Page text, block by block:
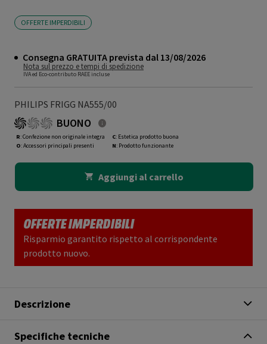
OFFERTE IMPERDIBILI
Consegna GRATUITA prevista dal 13/08/2026
Nota sul prezzo e tempi di spedizione
IVA ed Eco-contributo RAEE incluse
PHILIPS FRIGG NA555/00
BUONO
R: Confezione non originale integra
O: Accessori principali presenti
C: Estetica prodotto buona
N: Prodotto funzionante
Aggiungi al carrello
OFFERTE IMPERDIBILI
Risparmio garantito rispetto al corrispondente
prodotto nuovo.
Descrizione
Specifiche tecniche